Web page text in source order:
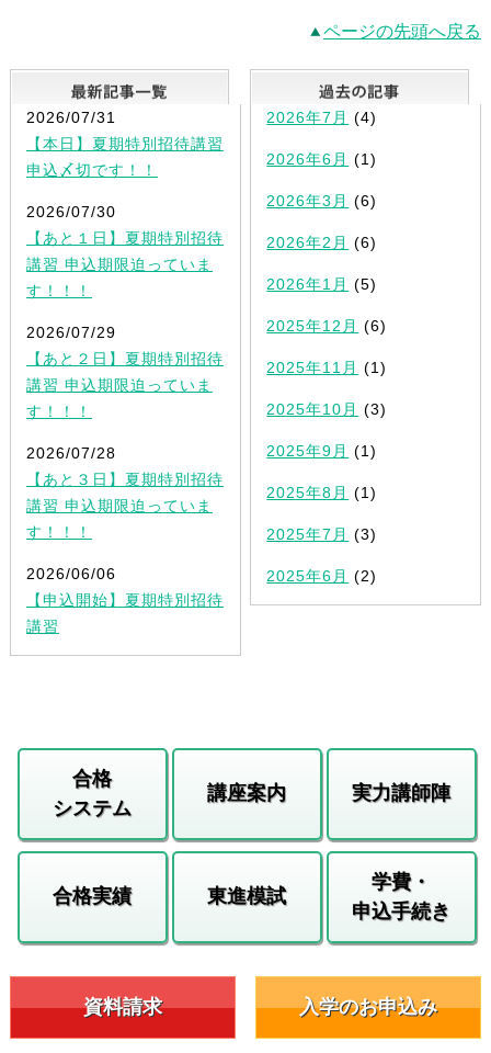
ページの先頭へ戻る
最新記事一覧
2026/07/31
【本日】夏期特別招待講習
申込〆切です！！
2026/07/30
【あと１日】夏期特別招待
講習 申込期限迫っていま
す！！！
2026/07/29
【あと２日】夏期特別招待
講習 申込期限迫っていま
す！！！
2026/07/28
【あと３日】夏期特別招待
講習 申込期限迫っていま
す！！！
2026/06/06
【申込開始】夏期特別招待
講習
2026年7月 (4)
2026年6月 (1)
2026年3月 (6)
2026年2月 (6)
2026年1月 (5)
2025年12月 (6)
2025年11月 (1)
2025年10月 (3)
2025年9月 (1)
2025年8月 (1)
2025年7月 (3)
2025年6月 (2)
合格
システム
講座案内 実力講師陣
合格実績 東進模試
学費・
申込手続き
資料請求 入学のお申込み